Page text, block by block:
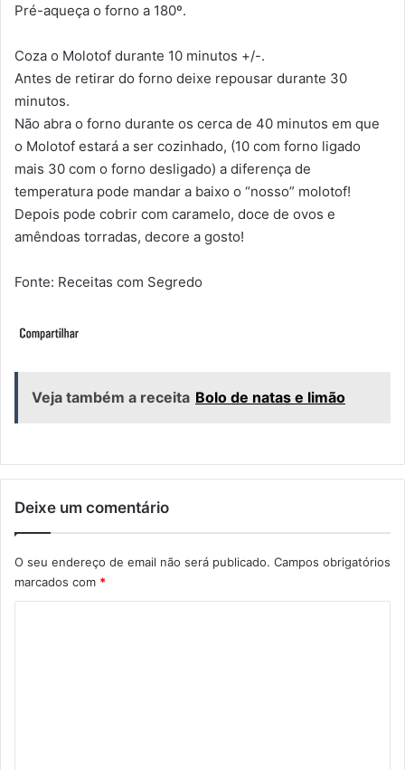
Pré-aqueça o forno a 180º.
Coza o Molotof durante 10 minutos +/-.
Antes de retirar do forno deixe repousar durante 30
minutos.
Não abra o forno durante os cerca de 40 minutos em que
o Molotof estará a ser cozinhado, (10 com forno ligado
mais 30 com o forno desligado) a diferença de
temperatura pode mandar a baixo o “nosso” molotof!
Depois pode cobrir com caramelo, doce de ovos e
amêndoas torradas, decore a gosto!
Fonte: Receitas com Segredo
Veja também a receita Bolo de natas e limão
Deixe um comentário
O seu endereço de email não será publicado. Campos obrigatórios
marcados com *